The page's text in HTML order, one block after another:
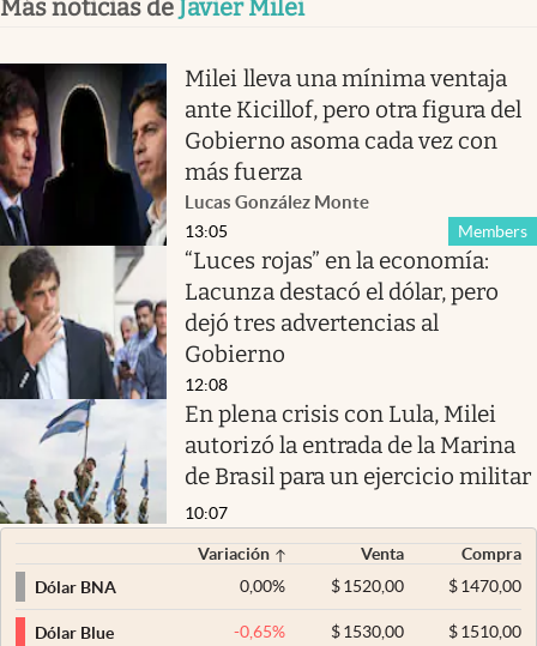
Más noticias deJavier Milei
Milei lleva una mínima ventaja
ante Kicillof, pero otra figura del
Gobierno asoma cada vez con
más fuerza
Lucas González Monte
Members
13:05
“Luces rojas” en la economía:
Lacunza destacó el dólar, pero
dejó tres advertencias al
Gobierno
12:08
En plena crisis con Lula, Milei
autorizó la entrada de la Marina
de Brasil para un ejercicio militar
10:07
Variación Venta
Compra
Dólar BNA
0,00% $ 1520,00 $1470,00
Dólar Blue -0,65% $ 1530,00 $1510,00